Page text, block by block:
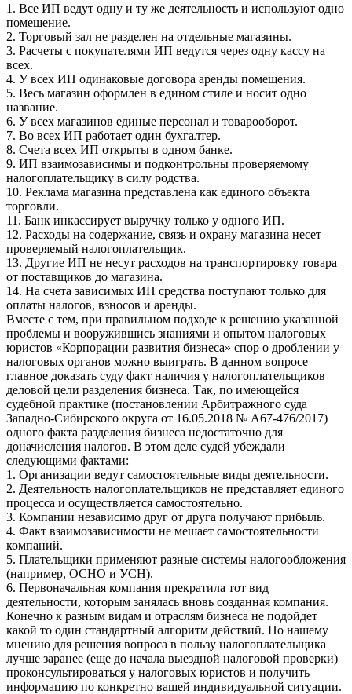
1. Все ИП ведут одну и ту же деятельность и используют одно
помещение.
2. Торговый зал не разделен на отдельные магазины.
3. Расчеты с покупателями ИП ведутся через одну кассу на
всех.
4. У всех ИП одинаковые договора аренды помещения.
5. Весь магазин оформлен в едином стиле и носит одно
название.
6. У всех магазинов единые персонал и товарооборот.
7. Во всех ИП работает один бухгалтер.
8. Счета всех ИП открыты в одном банке.
9. ИП взаимозависимы и подконтрольны проверяемому
налогоплательщику в силу родства.
10. Реклама магазина представлена как единого объекта
торговли.
11. Банк инкассирует выручку только у одного ИП.
12. Расходы на содержание, связь и охрану магазина несет
проверяемый налогоплательщик.
13. Другие ИП не несут расходов на транспортировку товара
от поставщиков до магазина.
14. На счета зависимых ИП средства поступают только для
оплаты налогов, взносов и аренды.
Вместе с тем, при правильном подходе к решению указанной
проблемы и вооружившись знаниями и опытом налоговых
юристов «Корпорации развития бизнеса» спор о дроблении у
налоговых органов можно выиграть. В данном вопросе
главное доказать суду факт наличия у налогоплательщиков
деловой цели разделения бизнеса. Так, по имеющейся
судебной практике (постановлении Арбитражного суда
Западно-Сибирского округа от 16.05.2018 № А67-476/2017)
одного факта разделения бизнеса недостаточно для
доначисления налогов. В этом деле судей убеждали
следующими фактами:
1. Организации ведут самостоятельные виды деятельности.
2. Деятельность налогоплательщиков не представляет единого
процесса и осуществляется самостоятельно.
3. Компании независимо друг от друга получают прибыль.
4. Факт взаимозависимости не мешает самостоятельности
компаний.
5. Плательщики применяют разные системы налогообложения
(например, ОСНО и УСН).
6. Первоначальная компания прекратила тот вид
деятельности, которым занялась вновь созданная компания.
Конечно к разным видам и отраслям бизнеса не подойдет
какой то один стандартный алгоритм действий. По нашему
мнению для решения вопроса в пользу налогоплательщика
лучше заранее (еще до начала выездной налоговой проверки)
проконсультироваться у налоговых юристов и получить
информацию по конкретно вашей индивидуальной ситуации.